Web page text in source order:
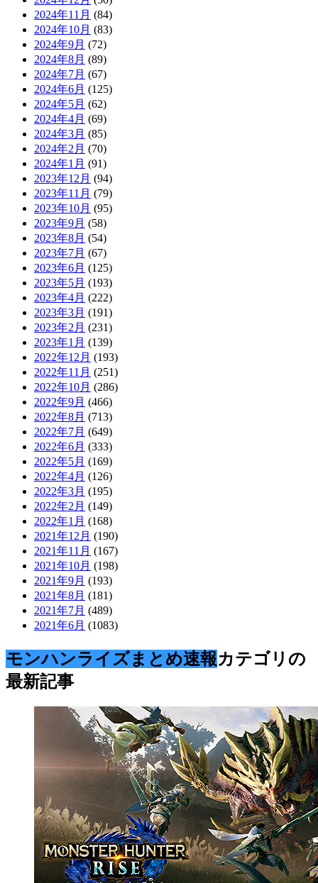
2024年11月 (84)
2024年10月 (83)
2024年9月 (72)
2024年8月 (89)
2024年7月 (67)
2024年6月 (125)
2024年5月 (62)
2024年4月 (69)
2024年3月 (85)
2024年2月 (70)
2024年1月 (91)
2023年12月 (94)
2023年11月 (79)
2023年10月 (95)
2023年9月 (58)
2023年8月 (54)
2023年7月 (67)
2023年6月 (125)
2023年5月 (193)
2023年4月 (222)
2023年3月 (191)
2023年2月 (231)
2023年1月 (139)
2022年12月 (193)
2022年11月 (251)
2022年10月 (286)
2022年9月 (466)
2022年8月 (713)
2022年7月 (649)
2022年6月 (333)
2022年5月 (169)
2022年4月 (126)
2022年3月 (195)
2022年2月 (149)
2022年1月 (168)
2021年12月 (190)
2021年11月 (167)
2021年10月 (198)
2021年9月 (193)
2021年8月 (181)
2021年7月 (489)
2021年6月 (1083)
モンハンライズまとめ速報カテゴリの
最新記事